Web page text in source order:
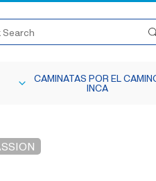
CAMINATAS POR EL
INCA